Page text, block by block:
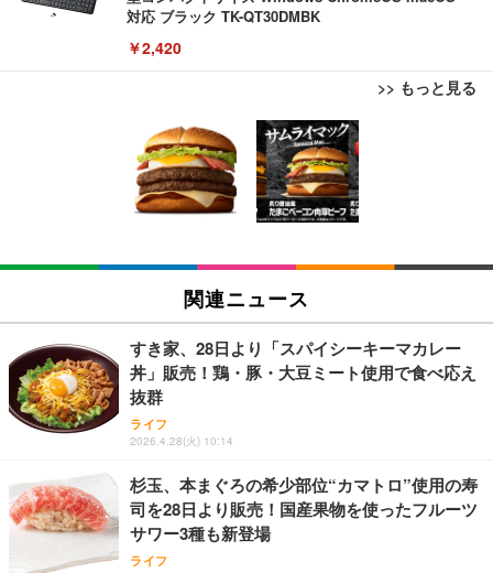
対応 ブラック TK-QT30DMBK
￥2,420
>> もっと見る
【ミニPC 最強 ゲーミング PC】GMKtec NucBox K
8 PlusミニPCゲーミング AMD R7 8845HS搭載 【R
9 7940HS/8745HS/H255より上位】Radeon 780M | 1
28GB DDR5拡張可能 32GB DDR5+1TB SSD |Oculi
nk・USB4.0×2 | Win11 Pro 5.1GHz | Win11 Pro | 8
￥122,848
【法人向け・5年安定ビジネスに最適】GMKtec ミニ
SSD】8コア16スレッド 最大4.5GHz Win11 Pro 小
型PC 2.5G有線LAN Wi-Fi 6E BT5.2 8K3画面同時出
力 HDMI2.0/DP1.4/USB-C M.2 SSD 16TB拡張対応
コンパクト 静音ミニPC ゲーミングPC
￥86,999
【ミニpc 最新第12世代 N95 省電力 N97より高速】B
MAX ミニpc mini pc N95 4C/4T 15W 最大3.4GHz 1
2GB LPDDR5+512GB SSD 小型PC 8TB拡張M.2_N
VMe/SATA HDMI2.1/2画面出力 4K@60Hz 小型パソ
ミニパソコン B4Plus
GMKtec ミニPC G11初登場 AMD Ryzen Embedde
d R2514搭載 16GB DDR4＋256GB SSD動作より安
定 最大3.7GHz｜4K×3画面出力・2.5GLAN HDMI 2.
ブラックニッカ ニッカ Nikka ウィスキー4000ml ブ
ラックニッカクリア ウヰスキー 【日本 アサヒ ウィ
スキー】 大容量 お得 4リットル
￥3,940
【Amazon.co.jp限定】コロナ・エキストラ Corona
ト] [ギフトBox入り]
￥2,249
霧島酒造 チューパック黒霧島 25度 [ 焼酎 宮崎県 18
00ml×2本 ]
￥4,080
アサヒ スーパードライ [缶] 135ml x 24本 [ケース販
売] [アサヒ 国産 ビール 缶 ALC 5%] LT-1226
松阪牛 グルメ ハンバーグ 【誕生日ギフトセット】
誕生日プレゼント 高級 ハンバーグ 肉 ギフト 牛肉
食べ物 冷凍 高級 内祝 お返し 人気 お取り寄せ グル
メ 出産 男性 土産 女性 お父さん お母さん
￥4,000
松阪牛 グルメ ハンバーグ【オレンジ花束カード】
べ物 冷凍 高級 プレゼント 内祝 お返し 人気 お取り
寄せ グルメ
￥4,000
父の日ギフト 松阪牛 グルメ ハンバーグ【父の日短
冊 ブルー花束カード】父の日 食べ物 肉 父 お父さん
お取り寄せグルメ おつまみ ハンバーグギフト 冷凍
松良 お取り寄せ 絶品
お中元 ギフト 【TV紹介されました♪】 純系 名古屋
コーチン 燻製 4種 セット おつまみ お取り寄せグル
メ 100％国産 高級 地鶏 お肉 ハム ソーセージ 冷凍
関連ニュース
すき家、28日より「スパイシーキーマカレー
丼」販売！鶏・豚・大豆ミート使用で食べ応え
抜群
ライフ
2026.4.28(火) 10:14
杉玉、本まぐろの希少部位“カマトロ”使用の寿
司を28日より販売！国産果物を使ったフルーツ
サワー3種も新登場
ライフ